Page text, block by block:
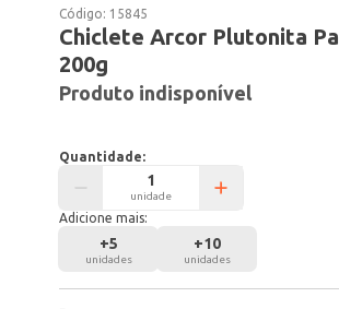
Código: 15845
Chiclete Arcor Plutonita
200g
Produto indisponível
Quantidade:
unidade
Adicione mais:
+5
unidades
+10
unidades